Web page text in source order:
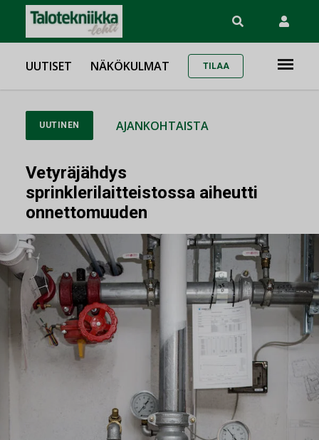
UUTISET NÄKÖKULMAT TILAA
UUTINEN AJANKOHTAISTA
Vetyräjähdys
sprinklerilaitteistossa aiheutti
onnettomuuden